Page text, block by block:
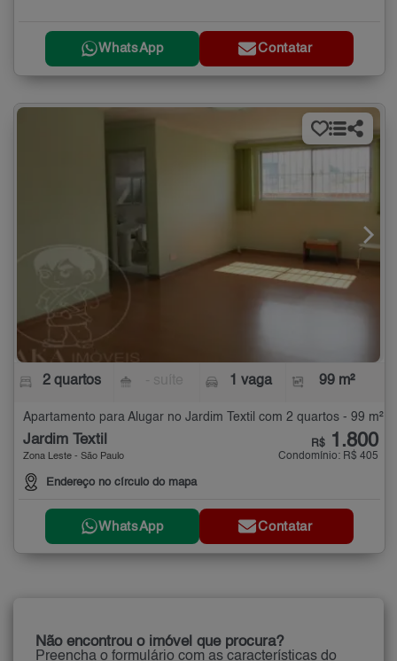
WhatsApp Contatar
2 quartos 1 vaga 99 m²
Apartamento para Alugar no Jardim Textil com 2 quartos - 99 m²
Jardim Textil
Zona Leste - São Paulo
Endereço no círculo do mapa
R$ 1.800
Condomínio: R$ 405
WhatsApp Contatar
Não encontrou o imóvel que procura?
Preencha o formulário com as características do